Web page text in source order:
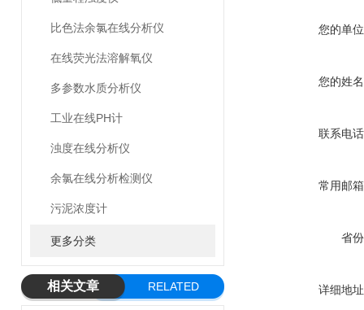
比色法余氯在线分析仪
在线荧光法溶解氧仪
多参数水质分析仪
工业在线PH计
浊度在线分析仪
余氯在线分析检测仪
污泥浓度计
更多分类
相关文章
RELATED
您的单
您的姓
联系电
常用邮
省
详细地